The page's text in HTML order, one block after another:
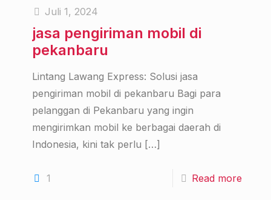
Juli 1, 2024
jasa pengiriman mobil di
pekanbaru
Lintang Lawang Express: Solusi jasa
pengiriman mobil di pekanbaru Bagi para
pelanggan di Pekanbaru yang ingin
mengirimkan mobil ke berbagai daerah di
Indonesia, kini tak perlu […]
1 Read more